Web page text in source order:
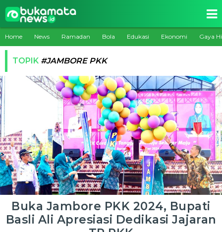
Home News Ramadan Bola Edukasi Ekonomi Gaya
TOPIK #JAMBORE PKK
Buka Jambore PKK 2024, Bupati
Basli Ali Apresiasi Dedikasi Jajaran